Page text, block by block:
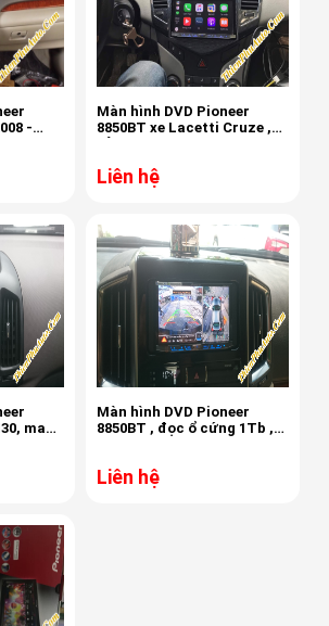
-
Màn hình DVD Pioneer
8850BT xe Lacetti Cruze ,
Liên hệ
made
Màn hình DVD Pioneer
8850BT , đọc ổ cứng 1Tb ,
Liên hệ